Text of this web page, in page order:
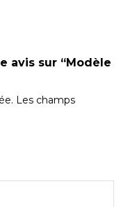
avis sur “Modèle
Les champs